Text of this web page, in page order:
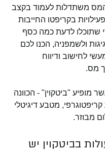
המס משתדלות לעמוד בקצב
בקריפטו החייבות
שתוכלו לדעת כמה כסף
ולשמפניה, הכנו לכם
לחישוב ודיווח
מס.
מופיע "ביטקוין" - הכוונה
מטבע דיגיטלי
מבוזר.
בביטקוין יש